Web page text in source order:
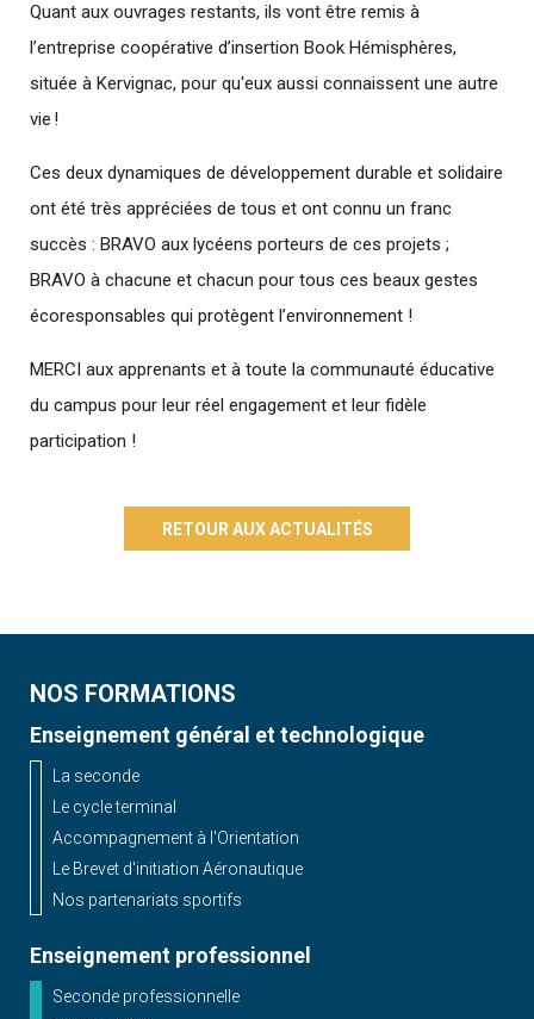
Quant aux ouvrages restants, ils vont être remis à
l’entreprise coopérative d’insertion Book Hémisphères,
située à Kervignac, pour qu'eux aussi connaissent une autre
vie !
Ces deux dynamiques de développement durable et solidaire
ont été très appréciées de tous et ont connu un franc
succès : BRAVO aux lycéens porteurs de ces projets ;
BRAVO à chacune et chacun pour tous ces beaux gestes
écoresponsables qui protègent l’environnement !
MERCI aux apprenants et à toute la communauté éducative
du campus pour leur réel engagement et leur fidèle
participation !
RETOUR AUX ACTUALITÉS
NOS FORMATIONS
Enseignement général et technologique
La seconde
Le cycle terminal
Accompagnement à l'Orientation
Le Brevet d'initiation Aéronautique
Nos partenariats sportifs
Enseignement professionnel
Seconde professionnelle